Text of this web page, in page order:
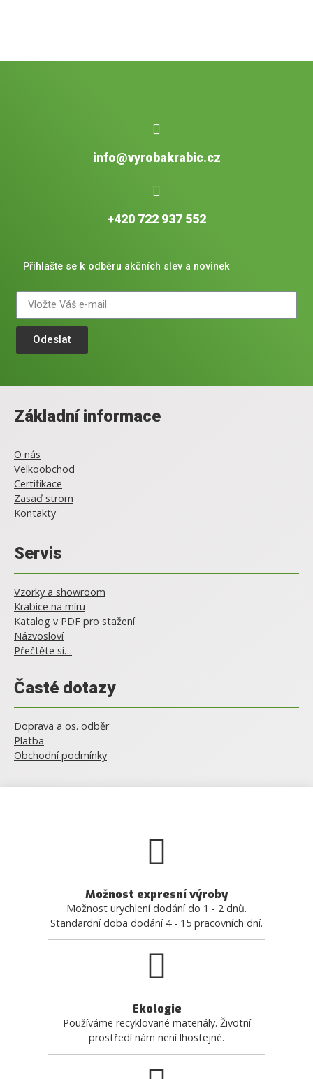
info@vyrobakrabic.cz
+420 722 937 552
Přihlašte se k odběru akčních slev a novinek
Odeslat
Základní informace
O nás
Velkoobchod
Certifikace
Zasaď strom
Kontakty
Servis
Vzorky a showroom
Krabice na míru
Katalog v PDF pro stažení
Názvosloví
Přečtěte si…
Časté dotazy
Doprava a os. odběr
Platba
Obchodní podmínky
Možnost expresní výroby
Možnost urychlení dodání do 1 - 2 dnů.
Standardní doba dodání 4 - 15 pracovních dní.
Ekologie
Používáme recyklované materiály. Životní
prostředí nám není lhostejné.